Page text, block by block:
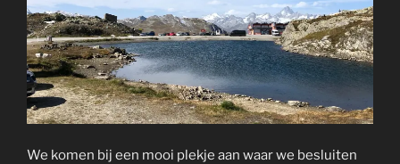
We komen bij een mooi plekje aan waar we besluiten